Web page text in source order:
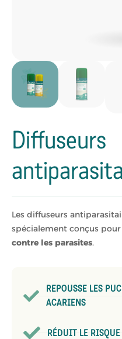
Diffuseurs
Les diffuseurs
spécialement conçus
contre les parasites.
REPOUSSE LES
ACARIENS
RÉDUIT LE